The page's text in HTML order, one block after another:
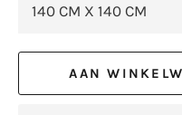
AAN